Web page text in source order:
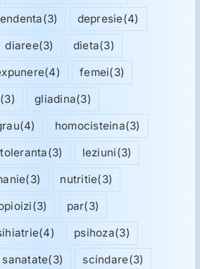
(3) depresie(4)
diaree(3) dieta(3)
(4) femei(3)
(3) gliadina(3)
(4) homocisteina(3)
(3) leziuni(3)
(3) nutritie(3)
(3) par(3)
(4) psihoza(3)
sanatate(3) scindare(3)